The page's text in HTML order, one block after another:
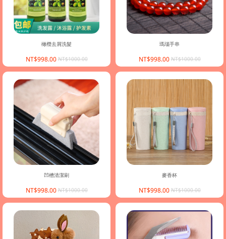
橄欖去屑洗髮
NT$998.00NT$1000.00
瑪瑙手串
NT$998.00NT$1000.00
凹槽清潔刷
NT$998.00NT$1000.00
麥香杯
NT$998.00NT$1000.00